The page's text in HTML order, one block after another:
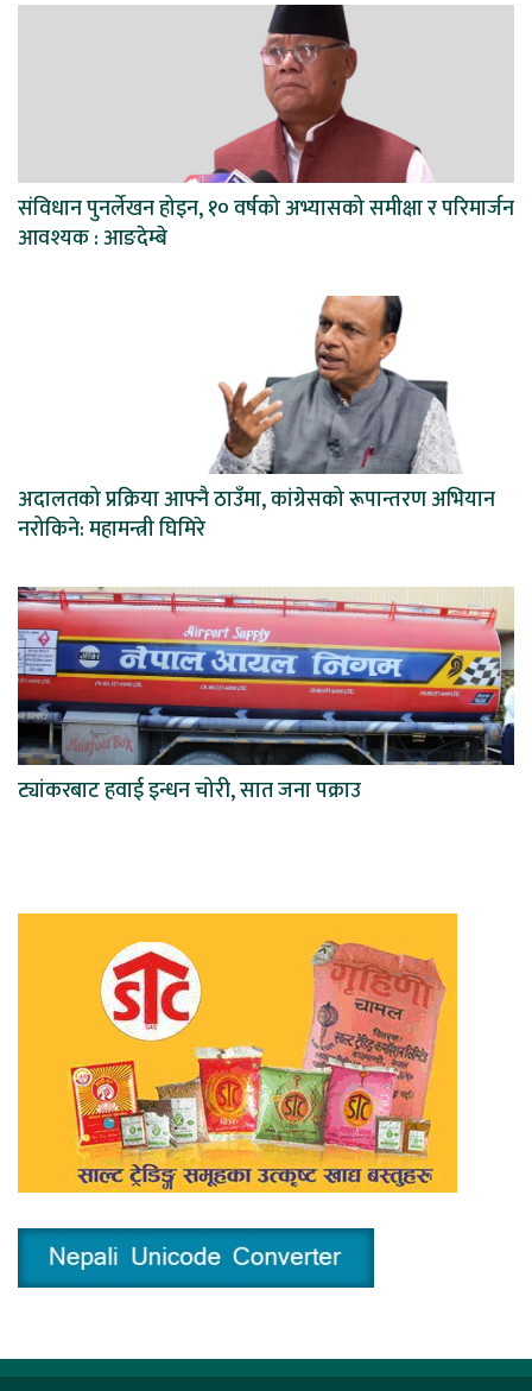
संविधान पुनर्लेखन होइन, १० वर्षको अभ्यासको समीक्षा र परिमार्जन
आवश्यक : आङदेम्बे
अदालतको प्रक्रिया आफ्नै ठाउँमा, कांग्रेसको रूपान्तरण अभियान
नरोकिने: महामन्त्री घिमिरे
ट्यांकरबाट हवाई इन्धन चोरी, सात जना पक्राउ